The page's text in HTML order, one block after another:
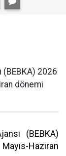
(BEBKA) 2026
dönemi
(BEBKA)
Haziran